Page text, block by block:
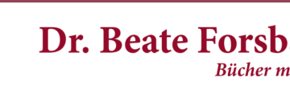
Zum
springen